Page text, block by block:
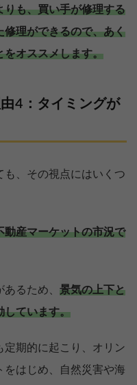
りも、買い手が修理する
修理ができるので、あく
をオススメします。
4：タイミングが
も、その視点にはいくつ
動産マーケットの市況で
るため、 景気の上下と
しています。
定期的に起こり、オリン
をはじめ、自然災害や海